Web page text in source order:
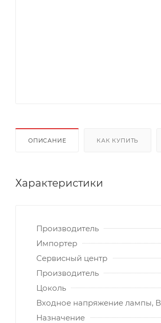
ОПИСАНИЕ КАК КУПИТЬ
Характеристики
Производитель
Импортер
Сервисный центр
Производитель
Цоколь
Входное напряжение лампы, В
Назначение